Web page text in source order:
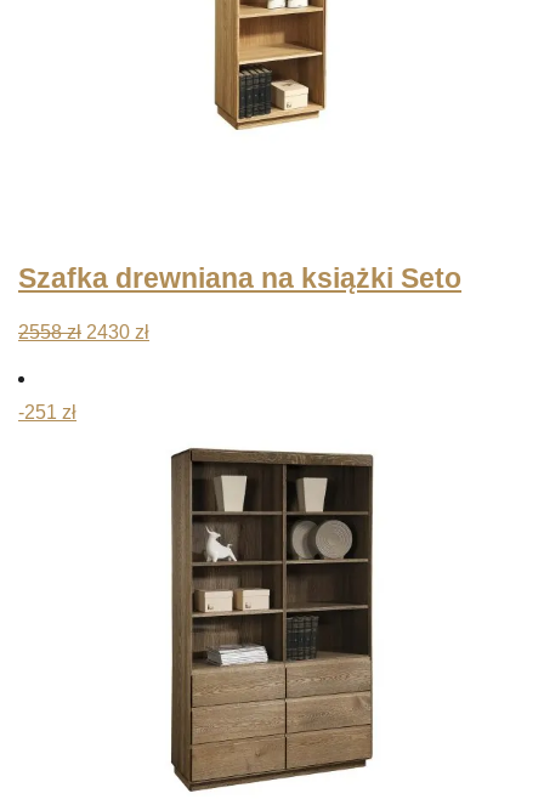
Szafka drewniana na książki Seto
2558zł Pierwotna
2430 złAktualna
-251 zł